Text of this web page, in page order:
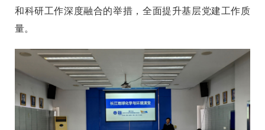
和科研工作深度融合的举措，全面提升基层党建工作质
量。